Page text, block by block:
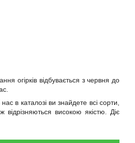
огірків відбувається з червня до
в каталозі ви знайдете всі сорти,
високою якістю. Діє